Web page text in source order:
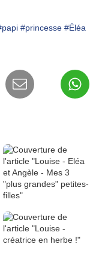
#princesse #Éléa